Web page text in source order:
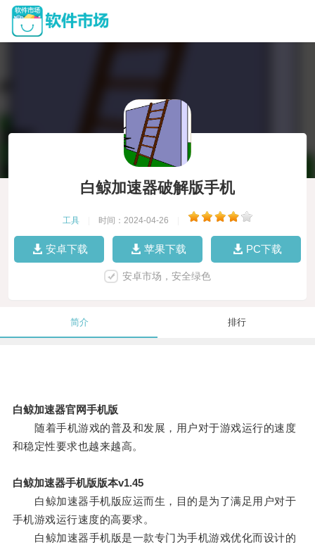
白鲸加速器破解版手机
工具 时间：2024-04-26
安卓下载 苹果下载 PC下载
安卓市场，安全绿色
简介 排行
白鲸加速器官网手机版
随着手机游戏的普及和发展，用户对于游戏运行的速度
和稳定性要求也越来越高。
白鲸加速器手机版版本v1.45
白鲸加速器手机版应运而生，目的是为了满足用户对于
手机游戏运行速度的高要求。
白鲸加速器手机版是一款专门为手机游戏优化而设计的